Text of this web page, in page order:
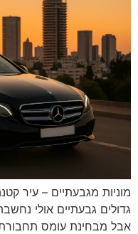
מוניות מגבעתיים – עיר
גדולים גבעתיים אולי
אבל מבחינת עומס